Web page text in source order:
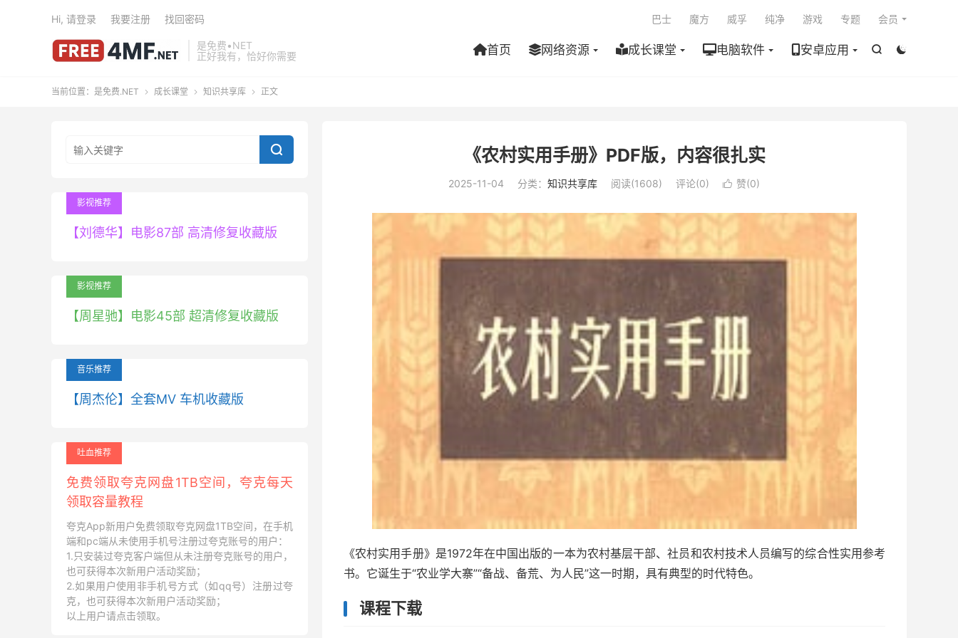
是免费•NET
正好我有，恰好你需要


首页 网络资源 成长课堂 电脑软件 安卓应用
巴士 魔方 威孚 纯净 游戏 专题 会员
Hi, 请登录 我要注册 找回密码
当前位置： 是免费.NET  成长课堂  知识共享库  正文
《农村实用手册》PDF版，内容很扎实
2025-11-04 分类： 知识共享库 阅读(1608) 评论(0)  赞(0)
《农村实用手册》是1972年在中国出版的一本为农村基层干部、社员和农村技术人员编写的综合性实用参考
书。它诞生于“农业学大寨”“备战、备荒、为人民”这一时期，具有典型的时代特色。
课程下载

影视推荐
【刘德华】电影87部 高清修复收藏版
影视推荐
【周星驰】电影45部 超清修复收藏版
音乐推荐
【周杰伦】全套MV 车机收藏版
吐血推荐
免费领取夸克网盘1TB空间，夸克每天
领取容量教程
夸克App新用户免费领取夸克网盘1TB空间，在手机
端和pc端从未使用手机号注册过夸克账号的用户：
1.只安装过夸克客户端但从未注册夸克账号的用户，
也可获得本次新用户活动奖励；
2.如果用户使用非手机号方式（如qq号）注册过夸
克，也可获得本次新用户活动奖励；
以上用户请点击领取。